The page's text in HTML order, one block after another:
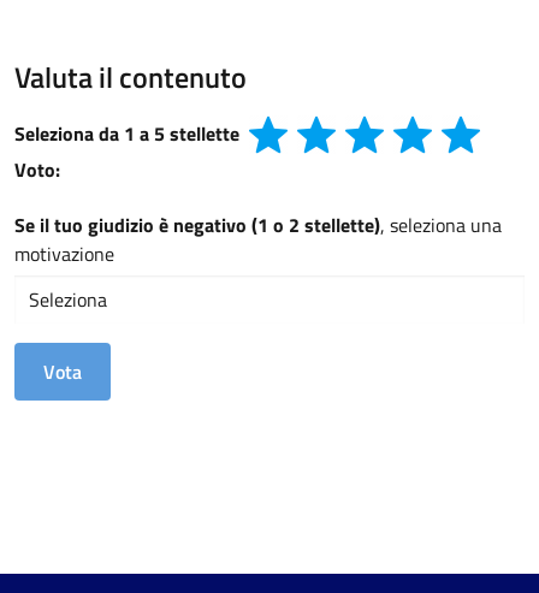
Valuta il contenuto
Seleziona da 1 a 5 stellette
Voto:
Se il tuo giudizio è negativo (1 o 2 stellette), seleziona una
motivazione